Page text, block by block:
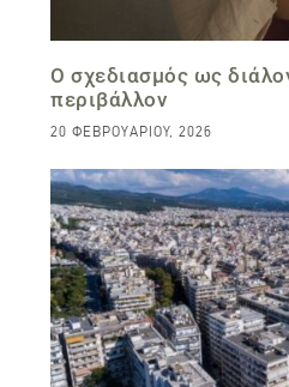
Ο σχεδιασμός ως
περιβάλλον
20 ΦΕΒΡΟΥΑΡΊΟΥ, 2026